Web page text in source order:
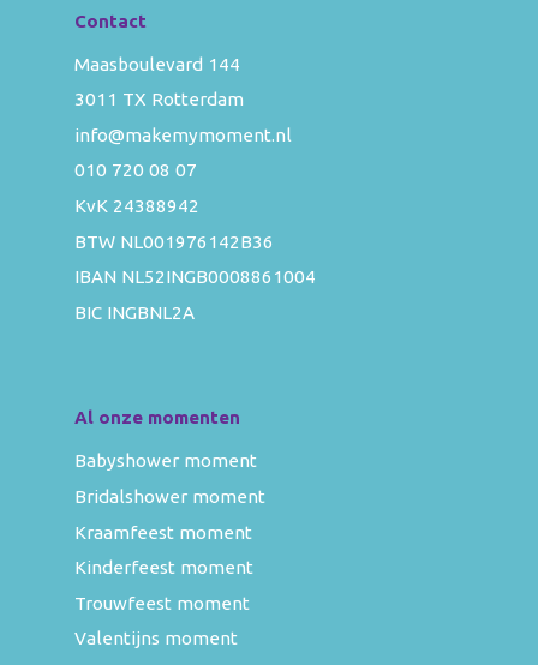
Contact
Maasboulevard 144
3011 TX Rotterdam
info@makemymoment.nl
010 720 08 07
KvK 24388942
BTW NL001976142B36
IBAN NL52INGB0008861004
BIC INGBNL2A
Al onze momenten
Babyshower moment
Bridalshower moment
Kraamfeest moment
Kinderfeest moment
Trouwfeest moment
Valentijns moment